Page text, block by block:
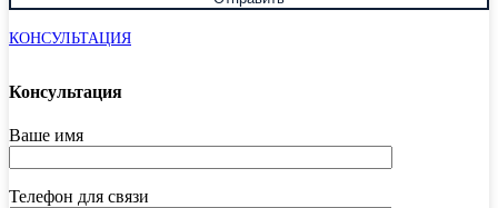
КОНСУЛЬТАЦИЯ
Консультация
Ваше имя
Телефон для связи